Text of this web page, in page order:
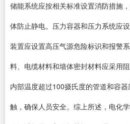
储能系统应按相关标准设置消防措施
体防止静电。压力容器和压力系统应
装置应设置高压气源危险标识和报警
料、电缆材料和墙体密封材料应采用
内部温度超过100摄氏度的管道和容
触，确保人员安全。综上所述，电化